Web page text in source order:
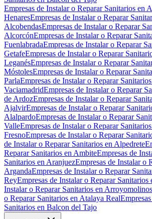
Empresas de Instalar o Reparar Sanitarios en
HenaresEmpresas de Instalar o Reparar
AlcobendasEmpresas de Instalar o Reparar
AlcorcónEmpresas de Instalar o Reparar
FuenlabradaEmpresas de Instalar o Reparar
GetafeEmpresas de Instalar o Reparar
LeganésEmpresas de Instalar o Reparar
MóstolesEmpresas de Instalar o Reparar
ParlaEmpresas de Instalar o Reparar
VaciamadridEmpresas de Instalar o Reparar
de ArdozEmpresas de Instalar o Reparar
AjalvirEmpresas de Instalar o Reparar
AlalpardoEmpresas de Instalar o Reparar
ValleEmpresas de Instalar o Reparar
FresnoEmpresas de Instalar o Reparar
de Instalar o Reparar Sanitarios en Alpedrete
Reparar Sanitarios en AmbiteEmpresas de
Sanitarios en AranjuezEmpresas de Instalar o
ArgandaEmpresas de Instalar o Reparar
ReyEmpresas de Instalar o Reparar Sanitarios
Instalar o Reparar Sanitarios en Arroyomolinos
o Reparar Sanitarios en Atalaya Real
Sanitarios en Balcon del Tajo